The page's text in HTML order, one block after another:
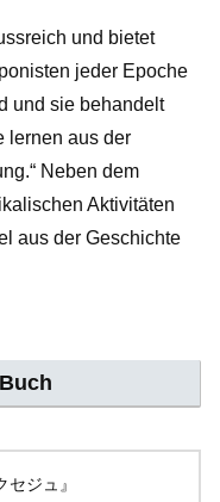
und bietet
jeder Epoche
und sie behandelt
lernen aus der
Neben dem
Aktivitäten
aus der Geschichte
ジュ』